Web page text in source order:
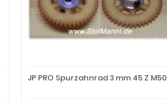
JP PRO Spurzahnrad 3 mm 45 Z M50